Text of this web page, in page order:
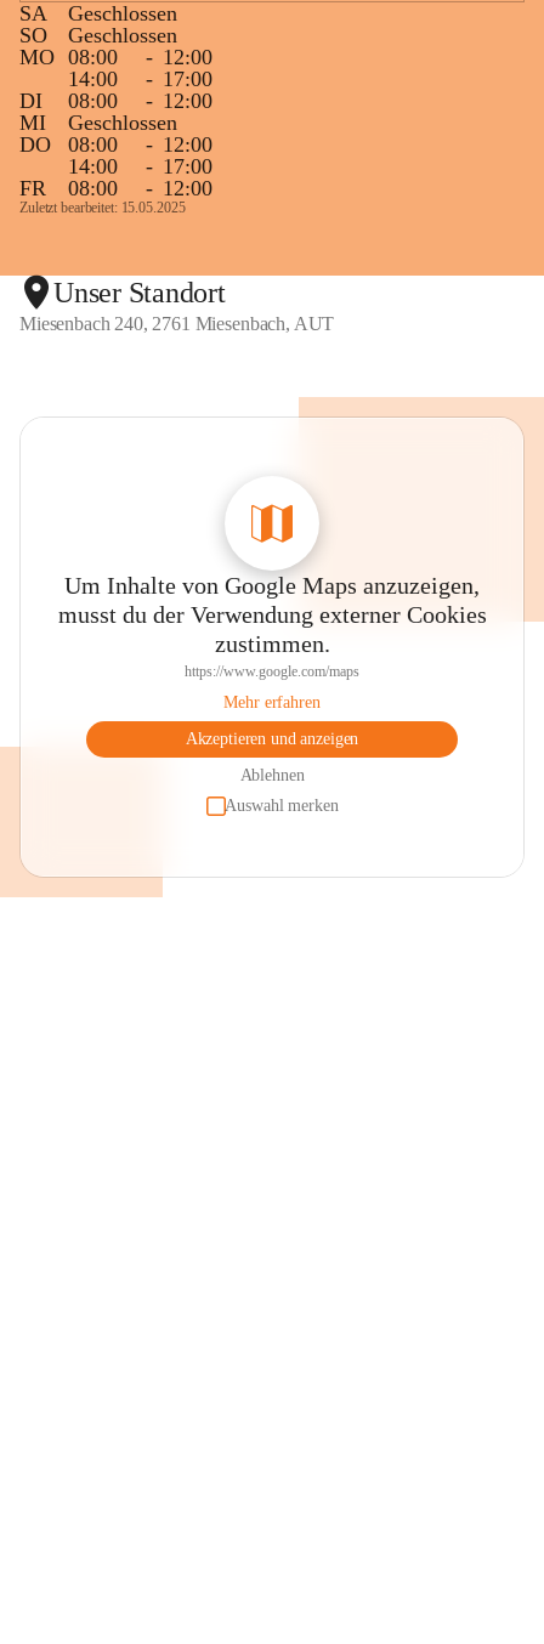
SA
Geschlossen
SO
Geschlossen
MO 08:00 - 12:00
14:00
- 17:00
DI
08:00 - 12:00
MI
Geschlossen
DO
08:00 - 12:00
14:00
- 17:00
FR
08:00 - 12:00
Zuletzt bearbeitet: 15.05.2025
Unser Standort
Miesenbach 240, 2761 Miesenbach, AUT
Um Inhalte von Google Maps anzuzeigen,
musst du der Verwendung externer Cookies
zustimmen.
https://www.google.com/maps
Mehr erfahren
Akzeptieren und anzeigen
Ablehnen
Auswahl merken